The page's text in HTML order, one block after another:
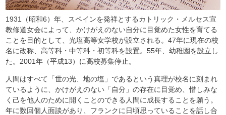
1931（昭和6）年、スペインを発祥とするカトリック・メルセス宣
教修道女会によって、かけがえのない自分に目覚めた女性を育てる
ことを目的として、光塩高等女学校が設立される。47年に現在の校
名に改称、高等科・中等科・初等科を設置。55年、幼稚園を設立し
た。2001年（平成13）に高校募集停止。
人間はすべて「世の光、地の塩」であるという真理が校名に刻まれ
ているように、かけがえのない「自分」の存在に目覚め、惜しみな
く己を他人のために開くことのできる人間に成長することを願う。
年に数回個人面談があり、フランクに日頃思っていることを話し合